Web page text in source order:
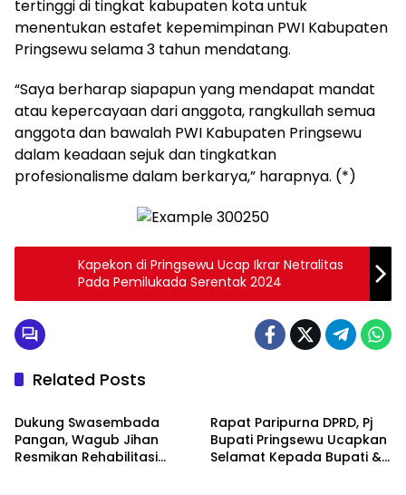
tertinggi di tingkat kabupaten kota untuk
menentukan estafet kepemimpinan PWI Kabupaten
Pringsewu selama 3 tahun mendatang.
“Saya berharap siapapun yang mendapat mandat
atau kepercayaan dari anggota, rangkullah semua
anggota dan bawalah PWI Kabupaten Pringsewu
dalam keadaan sejuk dan tingkatkan
profesionalisme dalam berkarya,” harapnya. (*)
Kapekon di Pringsewu Ucap Ikrar Netralitas
Pada Pemilukada Serentak 2024
Related Posts
Layanan Publik
Dukung Swasembada
Pangan, Wagub Jihan
Resmikan Rehabilitasi
Rapat Paripurna DPRD, Pj
Bupati Pringsewu Ucapkan
Selamat Kepada Bupati &
Pringsewu Pringsewu